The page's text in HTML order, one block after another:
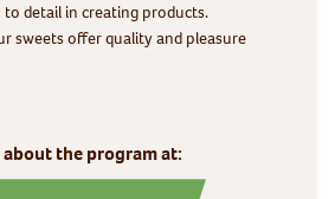
detail in creating products.
sweets offer quality and pleasure
the program at: